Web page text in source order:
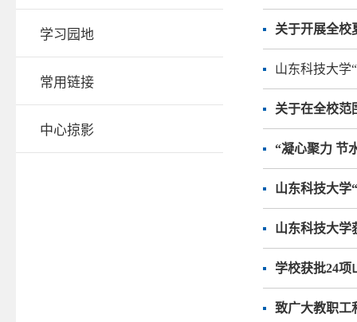
学习园地
常用链接
中心掠影
关于开展全校
山东科技大学
关于在全校范
“凝心聚力 节
山东科技大学
山东科技大学
学校获批24项
致广大教职工